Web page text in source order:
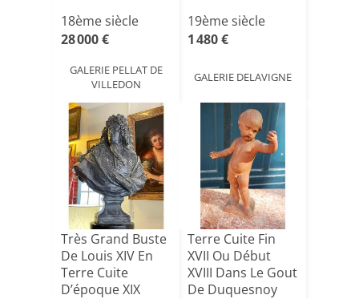
18ème siècle
28 000 €
GALERIE PELLAT DE
VILLEDON
19ème siècle
1 480 €
GALERIE DELAVIGNE
Très Grand Buste
De Louis XIV En
Terre Cuite
D’époque XIX
Terre Cuite Fin
XVII Ou Début
XVIII Dans Le Gout
De Duquesnoy